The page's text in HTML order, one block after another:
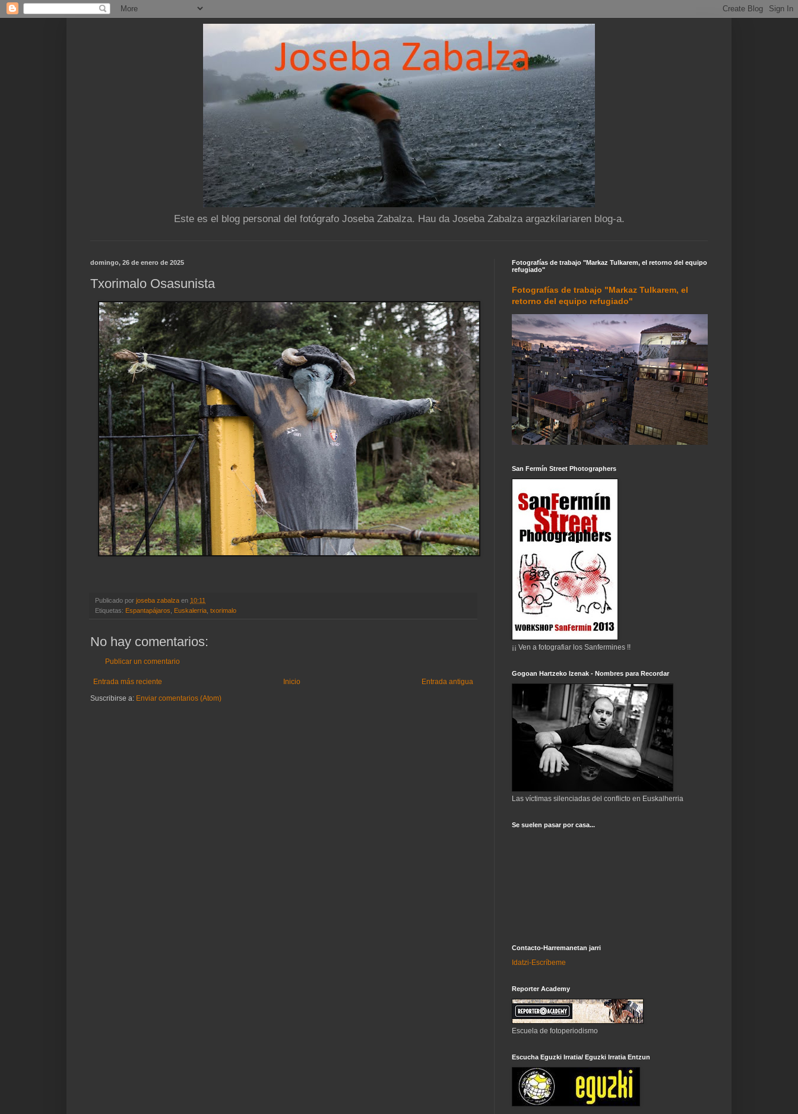
Este es el blog personal del fotógrafo Joseba Zabalza. Hau da Joseba Zabalza argazkilariaren blog-a.
domingo, 26 de enero de 2025
Txorimalo Osasunista
Publicado por joseba zabalza en 10:11
Etiquetas: Espantapájaros Euskalerria txorimalo
No hay comentarios:
Publicar un comentario
Entrada más reciente Entrada antigua
Inicio
Suscribirse a: Enviar comentarios (Atom)
Fotografías de trabajo "Markaz Tulkarem, el retorno del equipo
refugiado"
Fotografías de trabajo "Markaz Tulkarem, el
retorno del equipo refugiado"
San Fermín Street Photographers
¡¡ Ven a fotografiar los Sanfermines !!
Gogoan Hartzeko Izenak - Nombres para Recordar
Las víctimas silenciadas del conflicto en Euskalherria
Se suelen pasar por casa...
Contacto-Harremanetan jarri
Idatzi-Escríbeme
Reporter Academy
Escuela de fotoperiodismo
Escucha Eguzki Irratia/ Eguzki Irratia Entzun